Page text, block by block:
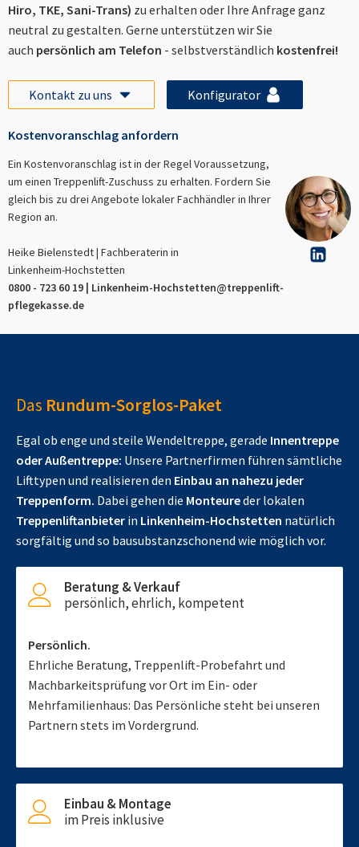
Hiro, TKE, Sani-Trans) zu erhalten oder Ihre Anfrage ganz
neutral zu gestalten. Gerne unterstützen wir Sie
auch persönlich am Telefon - selbstverständlich kostenfrei!
Kontakt zu uns Konfigurator
Kostenvoranschlag anfordern
Ein Kostenvoranschlag ist in der Regel Voraussetzung,
um einen Treppenlift-Zuschuss zu erhalten. Fordern Sie
gleich bis zu drei Angebote lokaler Fachhändler in Ihrer
Region an.
Heike Bielenstedt | Fachberaterin in
Linkenheim-Hochstetten
0800 - 723 60 19 | Linkenheim-Hochstetten@treppenlift-
pflegekasse.de
Das Rundum-Sorglos-Paket
Egal ob enge und steile Wendeltreppe, gerade Innentreppe
oder Außentreppe: Unsere Partnerfirmen führen sämtliche
Lifttypen und realisieren den Einbau an nahezu jeder
Treppenform. Dabei gehen die Monteureder lokalen
Treppenliftanbieter in Linkenheim-Hochstetten natürlich
sorgfältig und so bausubstanzschonend wie möglich vor.
Beratung & Verkauf
persönlich, ehrlich, kompetent
Persönlich.
Ehrliche Beratung, Treppenlift-Probefahrt und
Machbarkeitsprüfung vor Ort im Ein- oder
Mehrfamilienhaus: Das Persönliche steht bei unseren
Partnern stets im Vordergrund.
Einbau & Montage
im Preis inklusive